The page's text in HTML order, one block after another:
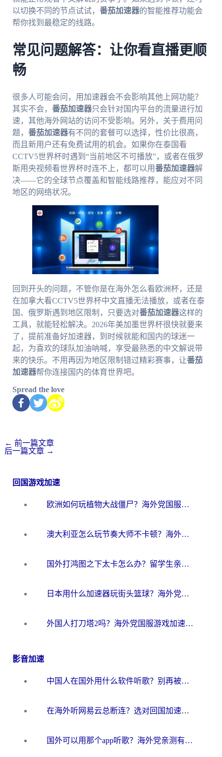
以切换不同的节点试试， 番茄加速器的智能推荐功能会
帮你找到最稳定的线路。
常见问题解答：让你看直播更顺
畅
很多人可能会问，用加速器会不会影响其他上网功能？
其实不会， 番茄加速器只会针对国内平台的流量进行加
速，其他海外网站的访问不受影响。另外，关于费用问
题， 番茄加速器有不同的套餐可以选择，性价比很高，
而且新用户还有免费试用的机会。如果你在泰国看
CCTV5世界杯时遇到“当前地区不可播放”，或者在俄罗
斯用央视频看世界杯时连不上，都可以用番茄加速器解
决——它的全球节点覆盖和智能线路推荐，能应对不同
地区的网络状况。
回到开头的问题，不管你是在海外怎么看欧洲杯，还是
在加拿大看CCTV5世界杯中文直播无法播放，或者在泰
国、俄罗斯遇到地区限制，只要选对番茄加速器这样的
工具，就能轻松解决。2026年美加墨世界杯很快就要来
了，提前准备好加速器，到时候就能和国内的球迷一
起，为喜欢的球队加油呐喊，享受最熟悉的中文解说带
来的快乐。不用再因为地区限制错过精彩赛事，让番茄
加速器帮你连接国内的体育世界吧。
Spread the love
← 前一篇文章
后一篇文章 →
回国游戏加速
欧洲如何玩植物大战僵尸？海外党国服游戏加速避坑指南（附实测对比）
澳大利亚怎么玩节奏大师不卡顿？海外党国服游戏加速终极指南
国外打鸿图之下太卡怎么办？留学生亲测有效的国服游戏加速方案
日本用什么加速器玩街头篮球？海外党国服游戏不卡顿的终极攻略
外国人打刀塔2吗？海外党国服游戏加速避坑全攻略
影音加速
中国人在国外用什么软件听歌？别再被地域限制卡脖子，这篇教你轻松解锁国内音乐库
在海外听网易云总断连？选对回国加速器，告别地区限制和卡顿
国外可以用那个app听歌？海外党亲测有效的回国加速方案，轻松听国内音乐听书